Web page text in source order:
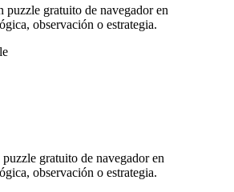
gratuito de navegador en
observación o estrategia.
gratuito de navegador en
observación o estrategia.